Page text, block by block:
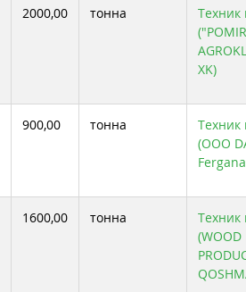
2000,00 тонна
Техник
("POMIR
XK)
900,00 тонна
Техник
(ООО
1600,00 тонна
Техник
(WOOD